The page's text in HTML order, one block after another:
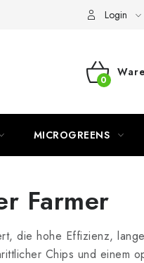
Login
MICROGREENS
Farmer
die hohe Effizienz,
Chips und einem